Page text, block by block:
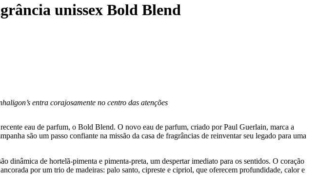
unissex Bold Blend
entra corajosamente no centro das atenções
eau de parfum, o Bold Blend. O novo eau de parfum, criado por Paul Guerlain, marca a
são um passo confiante na missão da casa de fragrâncias de reinventar seu legado para uma
dinâmica de hortelã-pimenta e pimenta-preta, um despertar imediato para os sentidos. O coração
por um trio de madeiras: palo santo, cipreste e cipriol, que oferecem profundidade, calor e